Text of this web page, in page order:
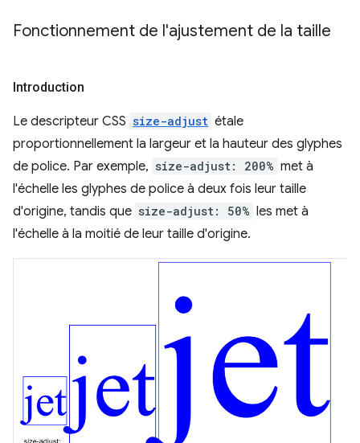
Fonctionnement de l'ajustement de la taille
Introduction
Le descripteur CSS size-adjust étale
proportionnellement la largeur et la hauteur des glyphes
de police. Par exemple, size-adjust: 200% met à
l'échelle les glyphes de police à deux fois leur taille
d'origine, tandis que size-adjust: 50% les met à
l'échelle à la moitié de leur taille d'origine.